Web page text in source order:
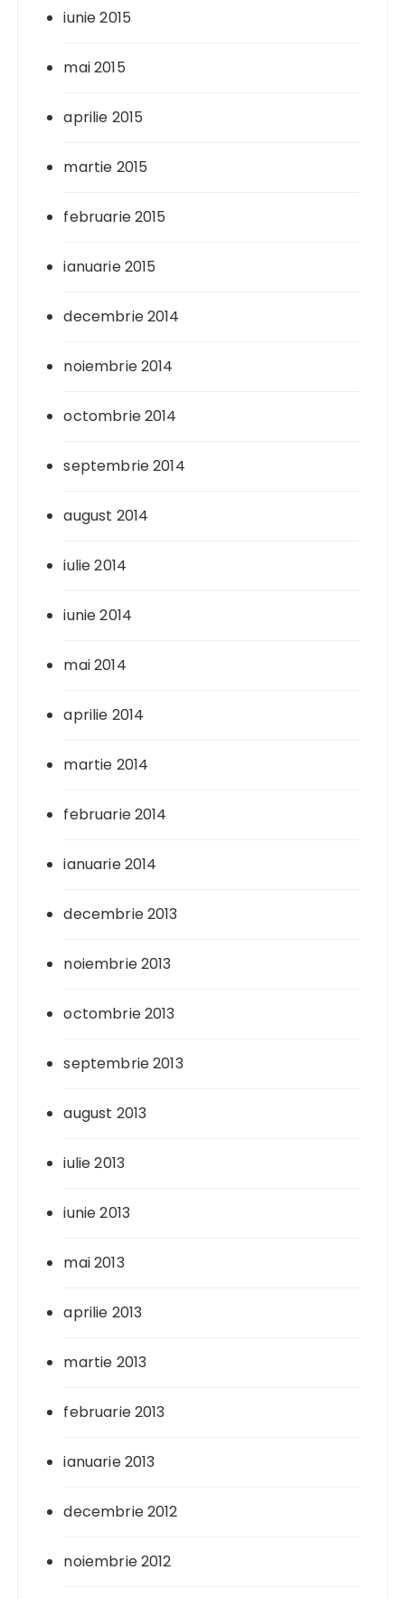
iunie 2015
mai 2015
aprilie 2015
martie 2015
februarie 2015
ianuarie 2015
decembrie 2014
noiembrie 2014
octombrie 2014
septembrie 2014
august 2014
iulie 2014
iunie 2014
mai 2014
aprilie 2014
martie 2014
februarie 2014
ianuarie 2014
decembrie 2013
noiembrie 2013
octombrie 2013
septembrie 2013
august 2013
iulie 2013
iunie 2013
mai 2013
aprilie 2013
martie 2013
februarie 2013
ianuarie 2013
decembrie 2012
noiembrie 2012